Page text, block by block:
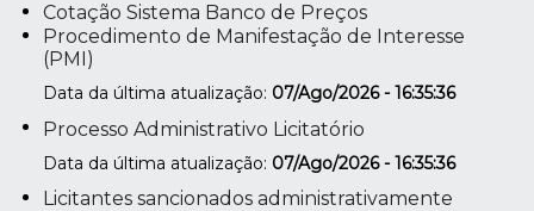
Cotação Sistema Banco de Preços
Procedimento de Manifestação de Interesse
(PMI)
Data da última atualização: 07/Ago/2026 - 16:35:36
Processo Administrativo Licitatório
Data da última atualização: 07/Ago/2026 - 16:35:36
Licitantes sancionados administrativamente